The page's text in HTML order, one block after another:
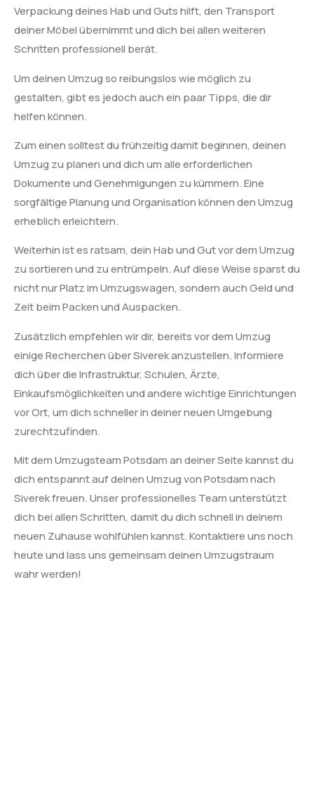
Verpackung deines Hab und Guts hilft, den Transport
deiner Möbel übernimmt und dich bei allen weiteren
Schritten professionell berät.
Um deinen Umzug so reibungslos wie möglich zu
gestalten, gibt es jedoch auch ein paar Tipps, die dir
helfen können.
Zum einen solltest du frühzeitig damit beginnen, deinen
Umzug zu planen und dich um alle erforderlichen
Dokumente und Genehmigungen zu kümmern. Eine
sorgfältige Planung und Organisation können den Umzug
erheblich erleichtern.
Weiterhin ist es ratsam, dein Hab und Gut vor dem Umzug
zu sortieren und zu entrümpeln. Auf diese Weise sparst du
nicht nur Platz im Umzugswagen, sondern auch Geld und
Zeit beim Packen und Auspacken.
Zusätzlich empfehlen wir dir, bereits vor dem Umzug
einige Recherchen über Siverek anzustellen. Informiere
dich über die Infrastruktur, Schulen, Ärzte,
Einkaufsmöglichkeiten und andere wichtige Einrichtungen
vor Ort, um dich schneller in deiner neuen Umgebung
zurechtzufinden.
Mit dem Umzugsteam Potsdam an deiner Seite kannst du
dich entspannt auf deinen Umzug von Potsdam nach
Siverek freuen. Unser professionelles Team unterstützt
dich bei allen Schritten, damit du dich schnell in deinem
neuen Zuhause wohlfühlen kannst. Kontaktiere uns noch
heute und lass uns gemeinsam deinen Umzugstraum
wahr werden!